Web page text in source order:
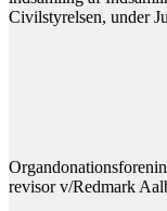
Civilstyrelsen, under
revisor v/Redmark